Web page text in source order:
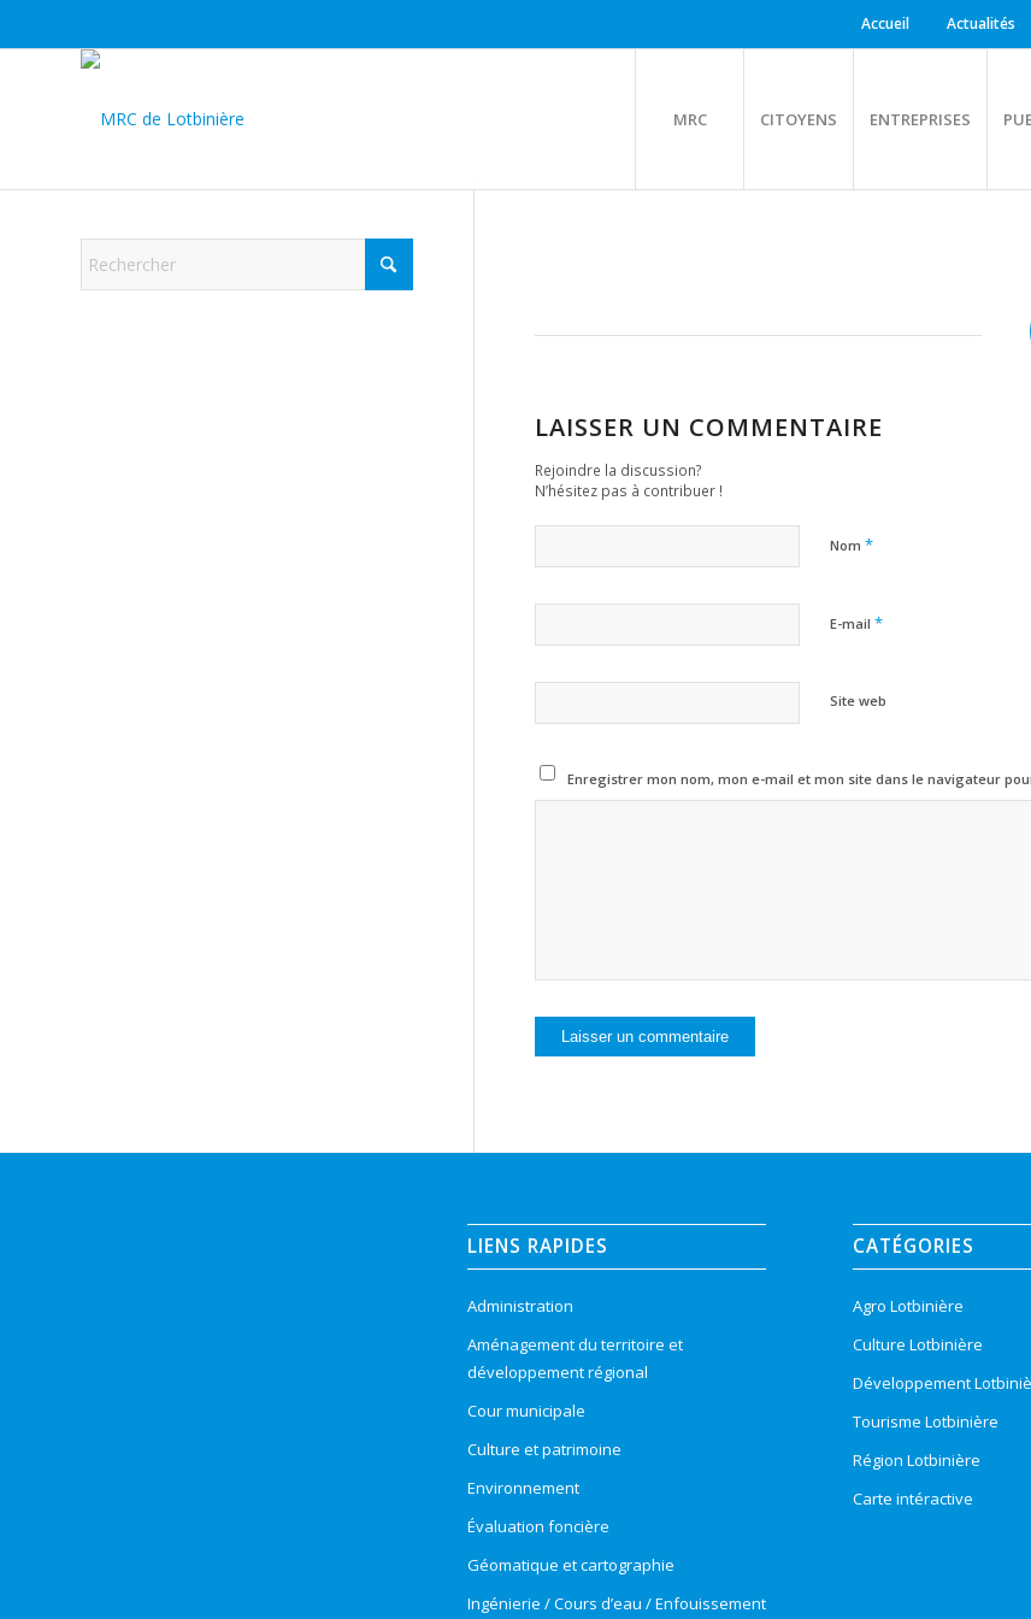
Accueil Actualités
MRC CITOYENS ENTREPRISES
LAISSER UN COMMENTAIRE
Rejoindre la discussion?
N’hésitez pas à contribuer !
Nom *
E-mail *
Site web
Enregistrer mon nom, mon e-mail et mon site dans le navigateur
LIENS RAPIDES
Administration
Aménagement du territoire et
développement régional
Cour municipale
Culture et patrimoine
Environnement
Évaluation foncière
Géomatique et cartographie
Ingénierie / Cours d’eau / Enfouissement
CATÉGORIES
Agro Lotbinière
Culture Lotbinière
Développement
Tourisme Lotbinière
Région Lotbinière
Carte intéractive